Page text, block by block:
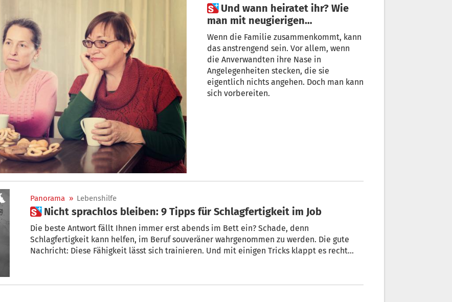
 Und wann heiratet ihr? Wie
man mit neugierigen
Verwandten umgeht
Wenn die Familie zusammenkommt, kann
das anstrengend sein. Vor allem, wenn
die Anverwandten ihre Nase in
Angelegenheiten stecken, die sie
eigentlich nichts angehen. Doch man kann
sich vorbereiten.
Panorama » Lebenshilfe
 Nicht sprachlos bleiben: 9 Tipps für Schlagfertigkeit im Job
Die beste Antwort fällt Ihnen immer erst abends im Bett ein? Schade, denn
Schlagfertigkeit kann helfen, im Beruf souveräner wahrgenommen zu werden. Die gute
Nachricht: Diese Fähigkeit lässt sich trainieren. Und mit einigen Tricks klappt es recht